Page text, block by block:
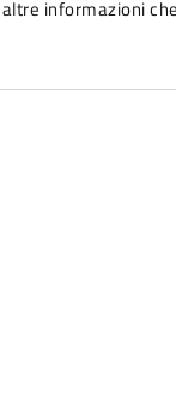
informazioni